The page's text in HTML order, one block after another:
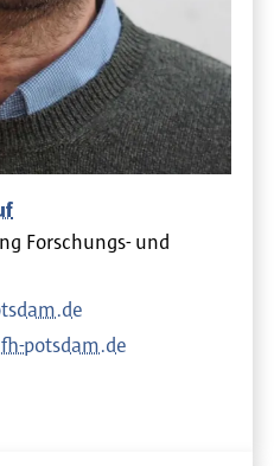
Forschungs- und
potsdam.de